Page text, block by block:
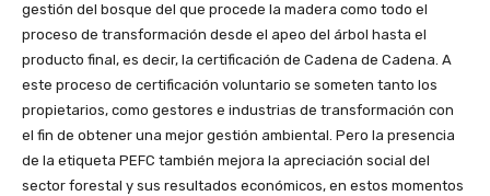
gestión del bosque del que procede la madera como todo el
proceso de transformación desde el apeo del árbol hasta el
producto final, es decir, la certificación de Cadena de Cadena. A
este proceso de certificación voluntario se someten tanto los
propietarios, como gestores e industrias de transformación con
el fin de obtener una mejor gestión ambiental. Pero la presencia
de la etiqueta PEFC también mejora la apreciación social del
sector forestal y sus resultados económicos, en estos momentos